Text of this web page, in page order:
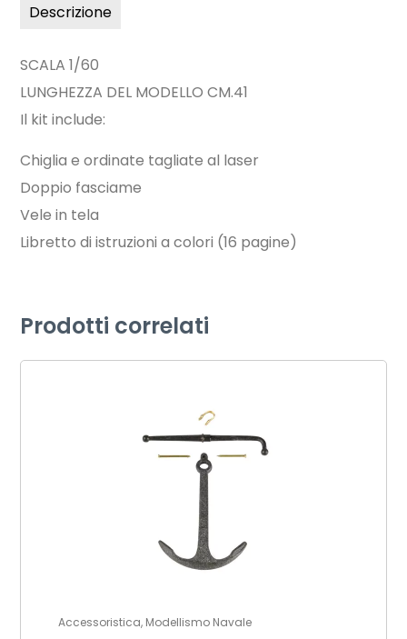
Descrizione
SCALA 1/60
LUNGHEZZA DEL MODELLO CM.41
Il kit include:
Chiglia e ordinate tagliate al laser
Doppio fasciame
Vele in tela
Libretto di istruzioni a colori (16 pagine)
Prodotti correlati
Accessoristica, Modellismo Navale